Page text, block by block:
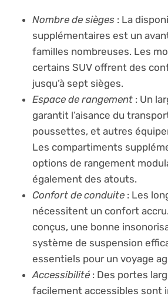
Nombre de sièges : La
supplémentaires est un
familles nombreuses. Les
certains SUV offrent des
jusqu’à sept sièges.
Espace de rangement : Un
garantit l’aisance du
poussettes, et autres
Les compartiments
options de rangement
également des atouts.
Confort de conduite : Les
nécessitent un confort
conçus, une bonne
système de suspension
essentiels pour un voyage
Accessibilité : Des portes
facilement accessibles sont